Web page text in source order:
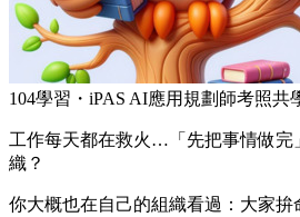
104學習・iPAS AI應用規劃師考照共
工作每天都在救火…「先把事情做完
織？
你大概也在自己的組織看過：大家